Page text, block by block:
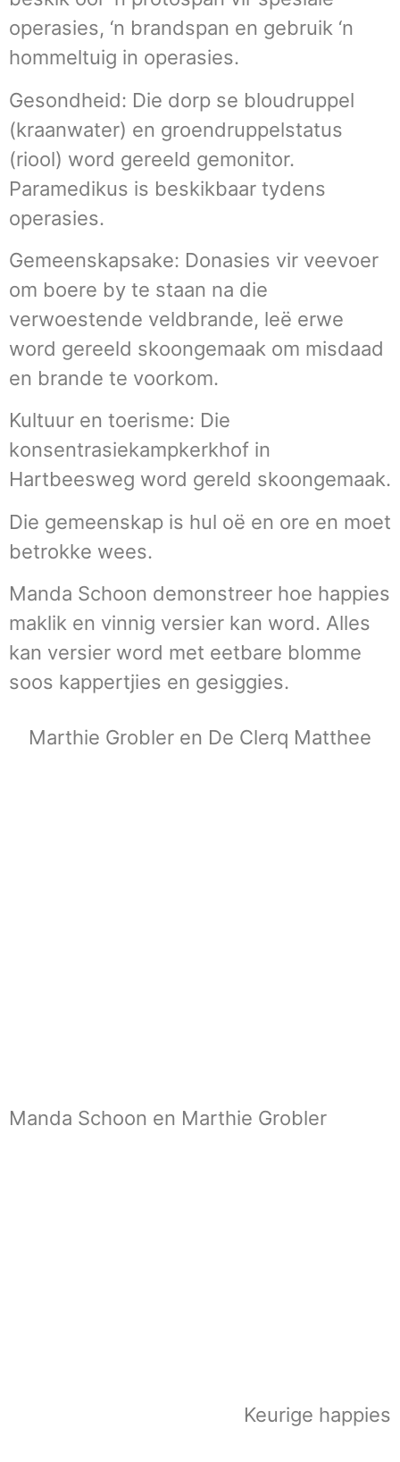
operasies, ‘n brandspan en gebruik ‘n
hommeltuig in operasies.
Gesondheid: Die dorp se bloudruppel
(kraanwater) en groendruppelstatus
(riool) word gereeld gemonitor.
Paramedikus is beskikbaar tydens
operasies.
Gemeenskapsake: Donasies vir veevoer
om boere by te staan na die
verwoestende veldbrande, leë erwe
word gereeld skoongemaak om misdaad
en brande te voorkom.
Kultuur en toerisme: Die
konsentrasiekampkerkhof in
Hartbeesweg word gereld skoongemaak.
Die gemeenskap is hul oë en ore en moet
betrokke wees.
Manda Schoon demonstreer hoe happies
maklik en vinnig versier kan word. Alles
kan versier word met eetbare blomme
soos kappertjies en gesiggies.
Marthie Grobler en De Clerq Matthee
Manda Schoon en Marthie Grobler
Keurige happies